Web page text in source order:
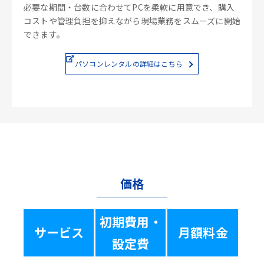
必要な期間・台数に合わせてPCを柔軟に用意でき、購入
コストや管理負担を抑えながら現場業務をスムーズに開始
できます。
パソコンレンタルの詳細はこちら
価格
サービス
初期費用・
設定費
月額料金